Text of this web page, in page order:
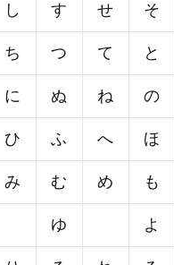
し す せ そ
ち つ て と
に ぬ ね の
ひ ふ へ ほ
み む め も
ゆ よ